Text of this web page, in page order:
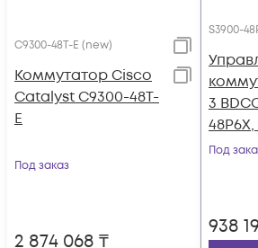
C9300-48T-E (new)
Коммутатор Cisco
Catalyst C9300-48T-
E
Под заказ
2 874 068 ₸
S3900-
3
10/100/
Под
938